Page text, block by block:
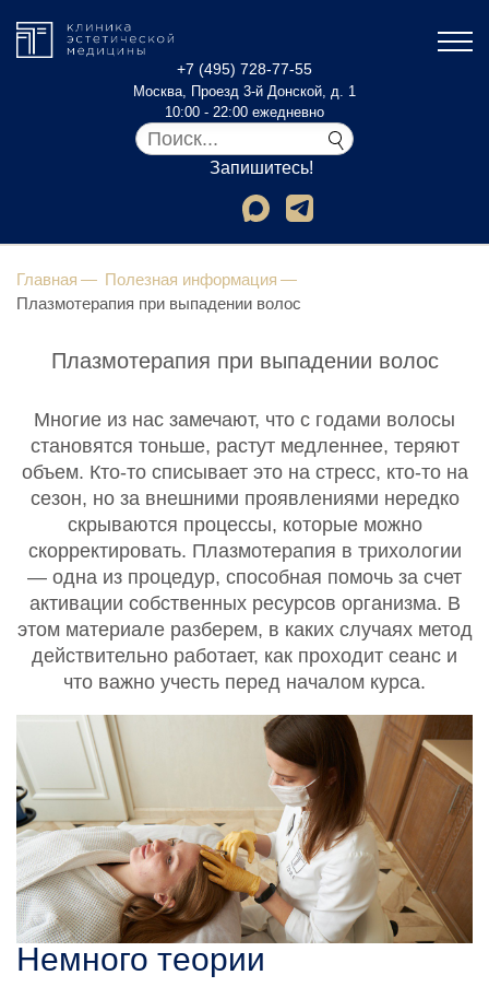
+7 (495) 728-77-55
Москва, Проезд 3-й Донской, д. 1
10:00 - 22:00 ежедневно
Запишитесь!
Главная
Полезная информация
Плазмотерапия при выпадении волос
Плазмотерапия при выпадении волос
Многие из нас замечают, что с годами волосы
становятся тоньше, растут медленнее, теряют
объем. Кто-то списывает это на стресс, кто-то на
сезон, но за внешними проявлениями нередко
скрываются процессы, которые можно
скорректировать. Плазмотерапия в трихологии
— одна из процедур, способная помочь за счет
активации собственных ресурсов организма. В
этом материале разберем, в каких случаях метод
действительно работает, как проходит сеанс и
что важно учесть перед началом курса.
Немного теории